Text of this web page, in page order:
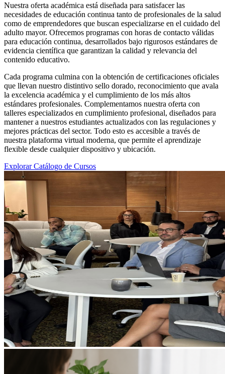
Nuestra oferta académica está diseñada para satisfacer las
necesidades de educación continua tanto de profesionales de la salud
como de emprendedores que buscan especializarse en el cuidado del
adulto mayor. Ofrecemos programas con horas de contacto válidas
para educación continua, desarrollados bajo rigurosos estándares de
evidencia científica que garantizan la calidad y relevancia del
contenido educativo.
Cada programa culmina con la obtención de certificaciones oficiales
que llevan nuestro distintivo sello dorado, reconocimiento que avala
la excelencia académica y el cumplimiento de los más altos
estándares profesionales. Complementamos nuestra oferta con
talleres especializados en cumplimiento profesional, diseñados para
mantener a nuestros estudiantes actualizados con las regulaciones y
mejores prácticas del sector. Todo esto es accesible a través de
nuestra plataforma virtual moderna, que permite el aprendizaje
flexible desde cualquier dispositivo y ubicación.
Explorar Catálogo de Cursos